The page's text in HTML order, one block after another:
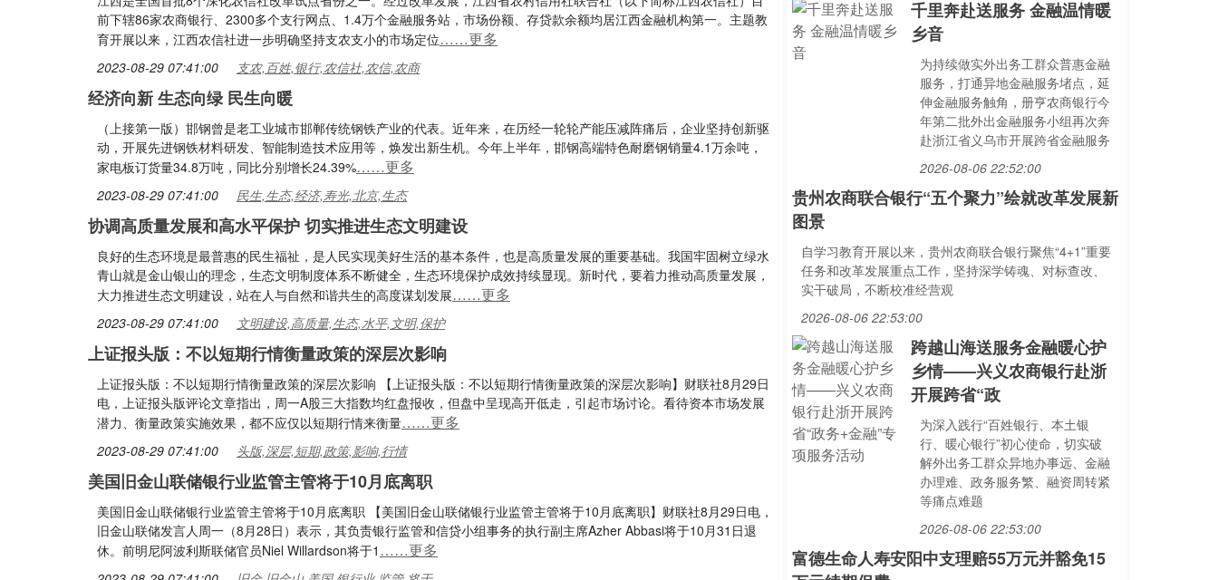
前下辖86家农商银行、2300多个支行网点、1.4万个金融服务站，市场份额、存贷款余额均居江西金融机构第一。主题教
育开展以来，江西农信社进一步明确坚持支农支小的市场定位……更多
2023-08-29 07:41:00 支农,百姓,银行,农信社,农信,农商
经济向新 生态向绿 民生向暖
（上接第一版）邯钢曾是老工业城市邯郸传统钢铁产业的代表。近年来，在历经一轮轮产能压减阵痛后，企业坚持创新驱
动，开展先进钢铁材料研发、智能制造技术应用等，焕发出新生机。今年上半年，邯钢高端特色耐磨钢销量4.1万余吨，
家电板订货量34.8万吨，同比分别增长24.39%……更多
2023-08-29 07:41:00 民生,生态,经济,寿光,北京,生态
协调高质量发展和高水平保护 切实推进生态文明建设
良好的生态环境是最普惠的民生福祉，是人民实现美好生活的基本条件，也是高质量发展的重要基础。我国牢固树立绿水
青山就是金山银山的理念，生态文明制度体系不断健全，生态环境保护成效持续显现。新时代，要着力推动高质量发展，
大力推进生态文明建设，站在人与自然和谐共生的高度谋划发展……更多
2023-08-29 07:41:00 文明建设,高质量,生态,水平,文明,保护
上证报头版：不以短期行情衡量政策的深层次影响
上证报头版：不以短期行情衡量政策的深层次影响 【上证报头版：不以短期行情衡量政策的深层次影响】财联社8月29日
电，上证报头版评论文章指出，周一A股三大指数均红盘报收，但盘中呈现高开低走，引起市场讨论。看待资本市场发展
潜力、衡量政策实施效果，都不应仅以短期行情来衡量……更多
2023-08-29 07:41:00 头版,深层,短期,政策,影响,行情
美国旧金山联储银行业监管主管将于10月底离职
美国旧金山联储银行业监管主管将于10月底离职 【美国旧金山联储银行业监管主管将于10月底离职】财联社8月29日电，
旧金山联储发言人周一（8月28日）表示，其负责银行监管和信贷小组事务的执行副主席Azher Abbasi将于10月31日退
休。前明尼阿波利斯联储官员Niel Willardson将于1 ……更多
千里奔赴送服务 金融温情暖
乡音
为持续做实外出务工群众普惠金融
服务，打通异地金融服务堵点，延
伸金融服务触角，册亨农商银行今
年第二批外出金融服务小组再次奔
赴浙江省义乌市开展跨省金融服务
2026-08-06 22:52:00
贵州农商联合银行“五个聚力”绘就改革发展新
图景
自学习教育开展以来，贵州农商联合银行聚焦“4+1”重要
任务和改革发展重点工作，坚持深学铸魂、对标查改、
实干破局，不断校准经营观
2026-08-06 22:53:00
跨越山海送服务金融暖心护
乡情——兴义农商银行赴浙
开展跨省“政
为深入践行“百姓银行、本土银
行、暖心银行”初心使命，切实破
解外出务工群众异地办事远、金融
办理难、政务服务繁、融资周转紧
等痛点难题
2026-08-06 22:53:00
富德生命人寿安阳中支理赔55万元并豁免15